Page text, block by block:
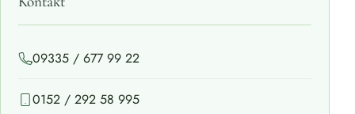
09335 / 677 99 22
0152 / 292 58 995